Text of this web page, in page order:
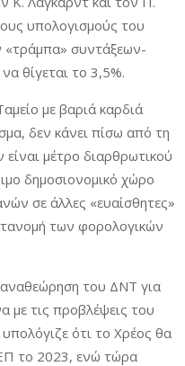
υπολογισμούς του
«τράμπα» συντάξεων-
θίγεται το 3,5%.
με βαριά καρδιά
δεν κάνει πίσω από τη
μέτρο διαρθρωτικού
δημοσιονομικό χώρο
σε άλλες «ευαίσθητες»
των φορολογικών
αναθεώρηση του ΔΝΤ για
με τις προβλέψεις του
ότι το Χρέος θα
το 2023, ενώ τώρα